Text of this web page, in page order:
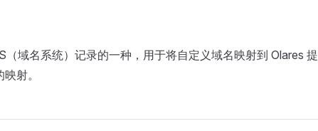
域名系统）记录的一种，用于将自定义域名映射到 Olares 提
射。